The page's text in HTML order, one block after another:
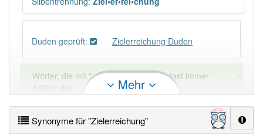
Duden geprüft: Zielerreichung Duden
Wörter, die mit "-ung" enden, haben fast immer
Artikel:
die
DER: 127
Beispiele
Mehr
Synonyme für "Zielerreichung"